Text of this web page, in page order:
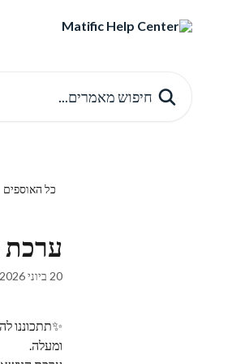
כל האוספים
ערכת
20 ביוני 2026
✨תתכוננו
ומעלה.